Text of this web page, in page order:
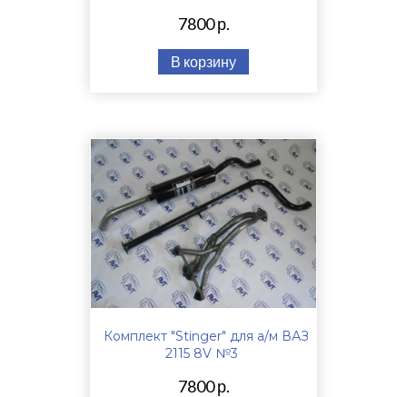
7800 р.
В корзину
Комплект "Stinger" для а/м ВАЗ
2115 8V №3
7800 р.